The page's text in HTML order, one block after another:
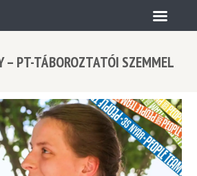
– PT-TÁBOROZTATÓI SZEMMEL